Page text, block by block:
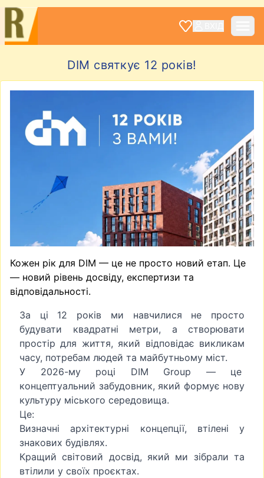
DIM святкує 12 років!
Кожен рік для DIM — це не просто новий етап. Це
— новий рівень досвіду, експертизи та
відповідальності.
За ці 12 років ми навчилися не просто
будувати квадратні метри, а створювати
простір для життя, який відповідає викликам
часу, потребам людей та майбутньому міст.
У 2026-му році DIM Group — це
концептуальний забудовник, який формує нову
культуру міського середовища.
Це:
Визначні архітектурні концепції, втілені у
знакових будівлях.
Кращий світовий досвід, який ми зібрали та
втілили у своїх проєктах.